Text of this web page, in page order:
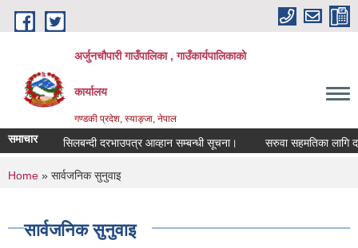
Skip to main content
अर्जुनचौपारी गाउँपालिका , गाउँकार्यपालिकाको
कार्यालय
गण्डकी प्रदेश, स्याङ्जा, नेपाल
समाचार सिलबन्दी दरभाउपत्र आव्हान सम्बन्धी सूचना। सरुवा सहमतिका लागि
You are here
Home » सार्वजनिक सुनुवाइ
सार्वजनिक सुनुवाइ